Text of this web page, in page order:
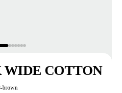
COTTON
brown